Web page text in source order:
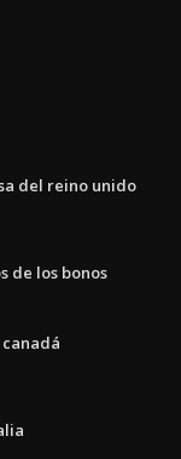
del reino unido
de los bonos